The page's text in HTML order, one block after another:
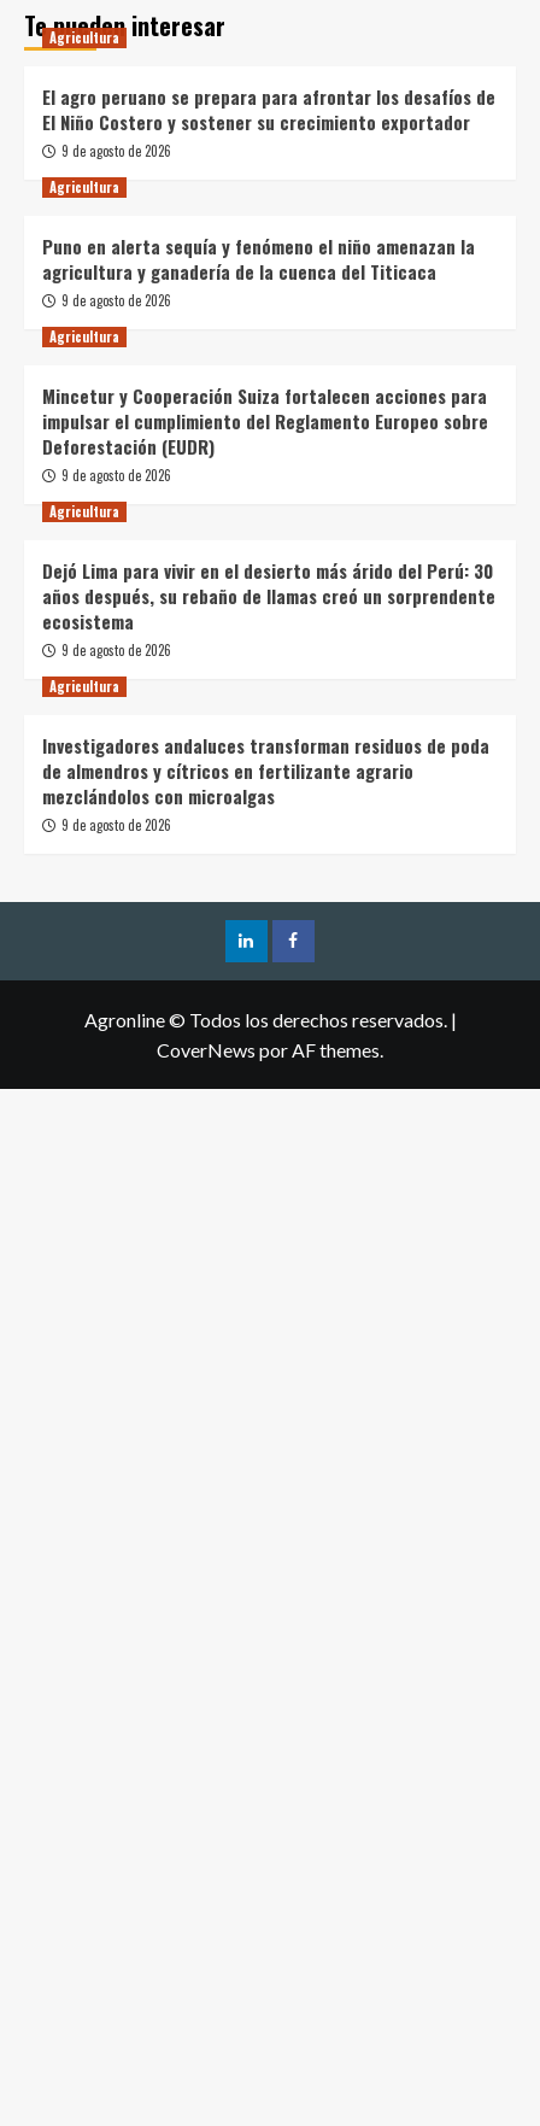
Te pueden interesar
Agricultura
El agro peruano se prepara para afrontar los desafíos de
El Niño Costero y sostener su crecimiento exportador
9 de agosto de 2026
Agricultura
Puno en alerta sequía y fenómeno el niño amenazan la
agricultura y ganadería de la cuenca del Titicaca
9 de agosto de 2026
Agricultura
Mincetur y Cooperación Suiza fortalecen acciones para
impulsar el cumplimiento del Reglamento Europeo sobre
Deforestación (EUDR)
9 de agosto de 2026
Agricultura
Dejó Lima para vivir en el desierto más árido del Perú: 30
años después, su rebaño de llamas creó un sorprendente
ecosistema
9 de agosto de 2026
Agricultura
Investigadores andaluces transforman residuos de poda
de almendros y cítricos en fertilizante agrario
mezclándolos con microalgas
9 de agosto de 2026
Agronline © Todos los derechos reservados. |
CoverNews por AF themes.